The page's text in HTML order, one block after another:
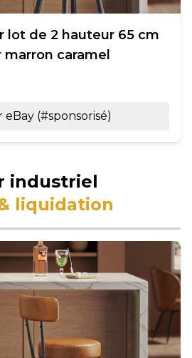
lot de 2 hauteur 65 cm
caramel
eBay (#sponsorisé)
industriel
liquidation